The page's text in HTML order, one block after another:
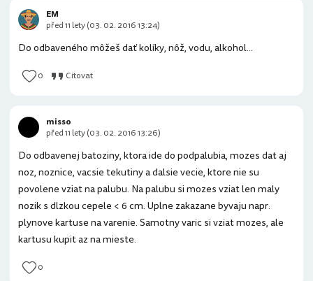
Do odbaveného môžeš dať kolíky, nôž, vodu, alkohol...
0 Citovat
EM
před 11 lety (03. 02. 2016 13:24)
Do odbavenej batoziny, ktora ide do podpalubia, mozes dat aj
noz, noznice, vacsie tekutiny a dalsie vecie, ktore nie su
povolene vziat na palubu. Na palubu si mozes vziat len maly
nozik s dlzkou cepele < 6 cm. Uplne zakazane byvaju napr.
plynove kartuse na varenie. Samotny varic si vziat mozes, ale
kartusu kupit az na mieste.
0
misso
před 11 lety (03. 02. 2016 13:26)